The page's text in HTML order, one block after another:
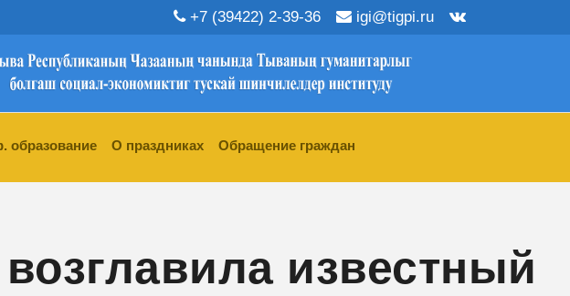
+7 (39422) 2-39-36 igi@tigpi.ru
образование О праздниках
Обращение граждан
известный